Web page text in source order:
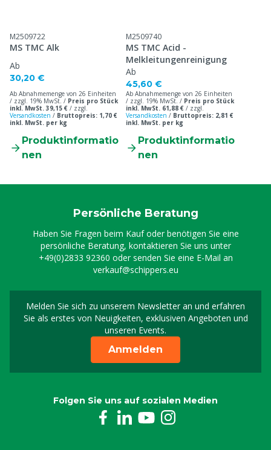
M2509722
MS TMC Alk
Ab
30,20 €
Ab Abnahmemenge von 26 Einheiten
/ zzgl. 19% MwSt. / Preis pro Stück
inkl. MwSt. 39,15 € / zzgl.
Versandkosten / Bruttopreis: 1,70 €
inkl. MwSt. per kg
Produktinformatio
nen
M2509740
MS TMC Acid -
Melkleitungenreinigung
Ab
45,60 €
Ab Abnahmemenge von 26 Einheiten
/ zzgl. 19% MwSt. / Preis pro Stück
inkl. MwSt. 61,88 € / zzgl.
Versandkosten / Bruttopreis: 2,81 €
inkl. MwSt. per kg
Produktinformatio
nen
Persönliche Beratung
Haben Sie Fragen beim Kauf oder benötigen Sie eine
persönliche Beratung, kontaktieren Sie uns unter
+49(0)2833 92360 oder senden Sie eine E-Mail an
verkauf@schippers.eu
Melden Sie sich zu unserem Newsletter an und erfahren
Sie als erstes von Neuigkeiten, exklusiven Angeboten und
unseren Events.
Melden Sie sich für
Anmelden
Folgen Sie uns auf sozialen Medien